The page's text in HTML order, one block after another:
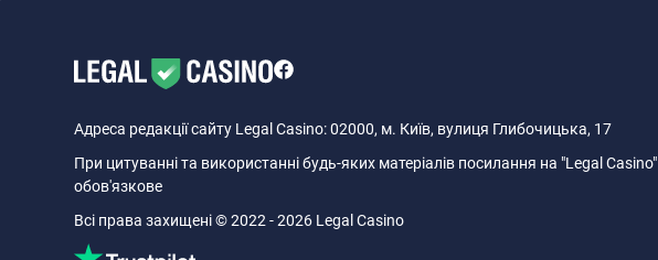
Адреса редакції сайту Legal Casino: 02000, м. Київ, вулиця Глибочицька, 17
При цитуванні та використанні будь-яких матеріалів посилання на "Legal Casino"
обов'язкове
Всі права захищені © 2022 - 2026 Legal Casino